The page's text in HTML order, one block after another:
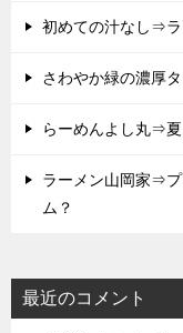
初めての汁なし⇒
さわやか緑の濃厚
らーめんよし丸⇒
ラーメン山岡家⇒
ム？
最近のコメント